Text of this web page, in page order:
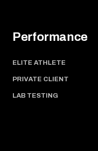
Performance
ELITE ATHLETE
PRIVATE CLIENT
LAB TESTING